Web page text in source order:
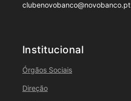
clubenovobanco@novobanco.pt
Institucional
Órgãos Sociais
Direção